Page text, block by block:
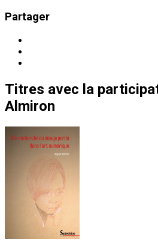
Partager
Titres avec la
Almiron